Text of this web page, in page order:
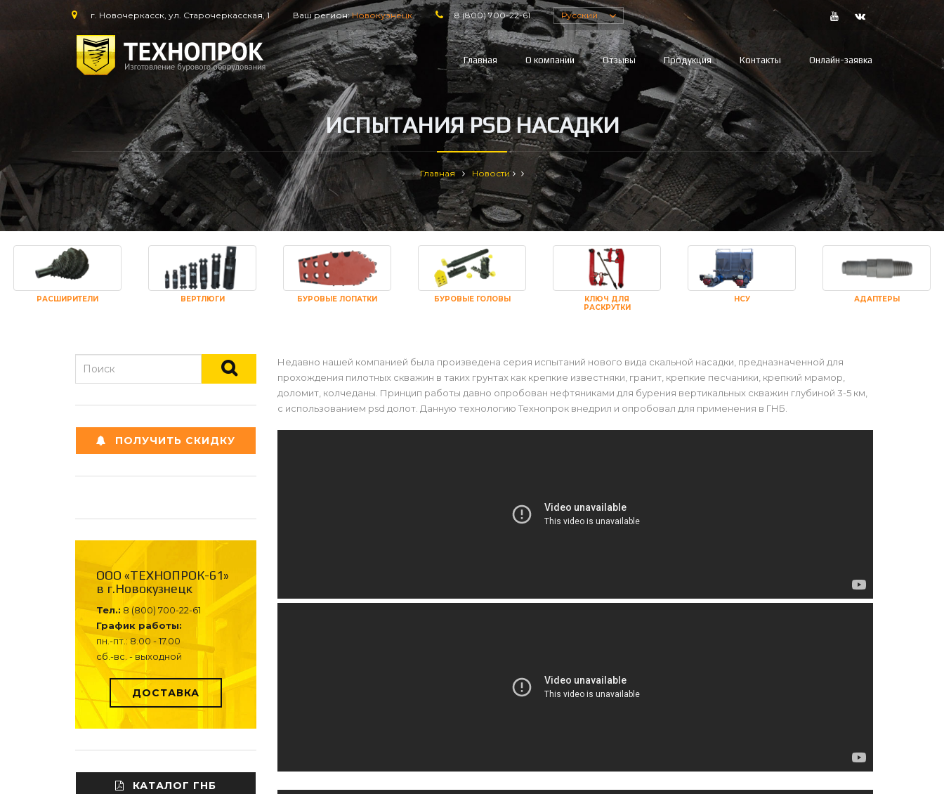
г. Новочеркасск, ул. Старочеркасская, 1 Ваш регион:Новокузнецк 8 (800) 700-22-61 Русский
Главная О компании Отзывы Продукция Контакты Онлайн-заявка
ИСПЫТАНИЯ PSD НАСАДКИ
Главная Новости
РАСШИРИТЕЛИ ВЕРТЛЮГИ БУРОВЫЕ ЛОПАТКИ БУРОВЫЕ ГОЛОВЫ
КЛЮЧ ДЛЯ
РАСКРУТКИ
НСУ АДАПТЕРЫ
Недавно нашей компанией была произведена серия испытаний нового вида скальной насадки, предназначенной для
прохождения пилотных скважин в таких грунтах как крепкие известняки, гранит, крепкие песчаники, крепкий мрамор,
доломит, колчеданы. Принцип работы давно опробован нефтяниками для бурения вертикальных скважин глубиной 3-5 км,
с использованием psd долот. Данную технологию Технопрок внедрил и опробовал для применения в ГНБ.
ПОЛУЧИТЬ СКИДКУ
ООО «ТЕХНОПРОК-61»
в г.Новокузнецк
Тел.: 8 (800) 700-22-61
График работы:
пн.-пт.: 8.00 - 17.00
сб.-вс. - выходной
ДОСТАВКА
КАТАЛОГ ГНБ